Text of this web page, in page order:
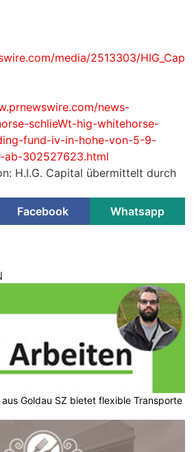
media/2513303/HIG_Cap
news-
schlieWt-hig-whitehorse-
fund-iv-in-hohe-von-5-9-
ab-302527623.html
H.I.G. Capital übermittelt durch
Facebook Whatsapp
Goldau SZ bietet flexible Transporte